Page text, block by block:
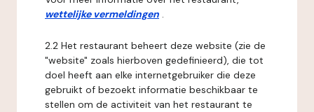
wettelijke vermeldingen .
2.2 Het restaurant beheert deze website (zie de
"website" zoals hierboven gedefinieerd), die tot
doel heeft aan elke internetgebruiker die deze
gebruikt of bezoekt informatie beschikbaar te
stellen om de activiteit van het restaurant te